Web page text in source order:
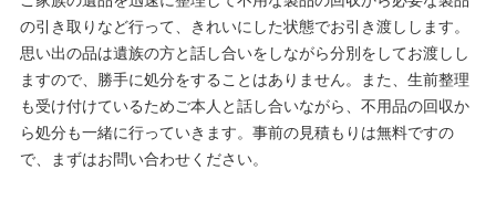
の引き取りなど行って、きれいにした状態でお引き渡しします。
思い出の品は遺族の方と話し合いをしながら分別をしてお渡しし
ますので、勝手に処分をすることはありません。また、生前整理
も受け付けているためご本人と話し合いながら、不用品の回収か
ら処分も一緒に行っていきます。事前の見積もりは無料ですの
で、まずはお問い合わせください。